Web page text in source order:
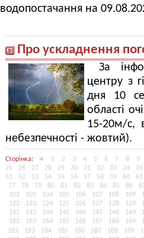
водопостачання на
Про ускладнення
За
центру з
дня 10
області
15-20м/с,
небезпечності - жовтий).
Сторінка: ◄ 1 2 3 4 5 6 7 8
9
25
26 27 28 29 30 31 32 33 34
35
51
52 53 54 55 56 57 58 59 60
61
77
78 79 80 81 82 83 84 85 86
102
103 104 105 106 107 108 109
122
123 124 125 126 127 128 129
142
143 144 145 146 147 148 149
162
163 164 165 166 167 168 169
182
183 184 185 186 187 188 189